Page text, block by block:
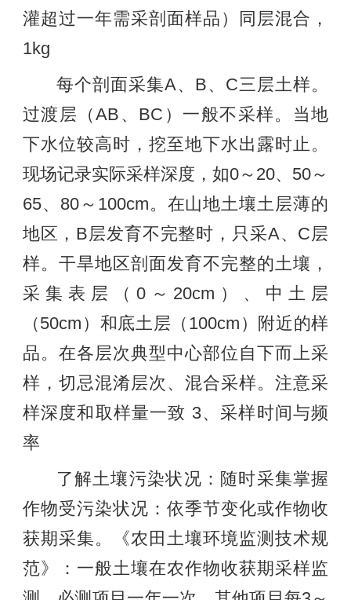
灌超过一年需采剖面样品）同层混合，
1kg
每个剖面采集A、B、C三层土样。
过渡层（AB、BC）一般不采样。当地
下水位较高时，挖至地下水出露时止。
现场记录实际采样深度，如0～20、50～
65、80～100cm。在山地土壤土层薄的
地区，B层发育不完整时，只采A、C层
样。干旱地区剖面发育不完整的土壤，
采集表层（0～20cm）、中土层
（50cm）和底土层（100cm）附近的样
品。在各层次典型中心部位自下而上采
样，切忌混淆层次、混合采样。注意采
样深度和取样量一致 3、采样时间与频
率
了解土壤污染状况：随时采集掌握
作物受污染状况：依季节变化或作物收
获期采集。《农田土壤环境监测技术规
范》：一般土壤在农作物收获期采样监